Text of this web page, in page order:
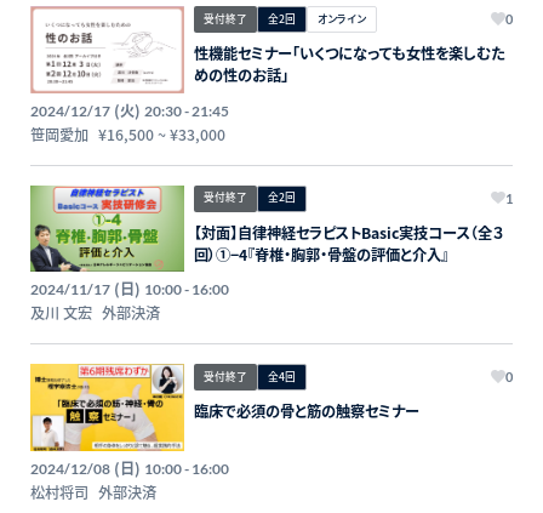
受付終了 全2回 オンライン 0
性機能セミナー「いくつになっても女性を楽しむた
めの性のお話」
2024/12/17 (火) 20:30 - 21:45
笹岡愛加 ¥16,500~¥33,000
受付終了 全2回 1
【対面】自律神経セラピストBasic実技コース（全３
回）①−4『脊椎・胸郭・骨盤の評価と介入』
2024/11/17 (日) 10:00 - 16:00
及川 文宏 外部決済
受付終了 全4回 0
臨床で必須の骨と筋の触察セミナー
2024/12/08 (日) 10:00 - 16:00
松村将司 外部決済